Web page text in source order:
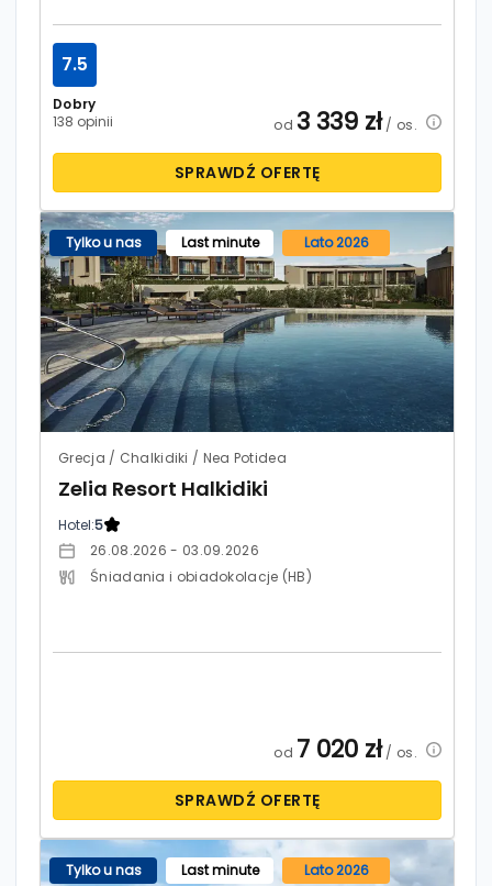
Dobry
138 opinii
7.5
od 3 339 zł/ os.
SPRAWDŹ OFERTĘ
Tylko u nas Last minute Lato 2026
Grecja / Chalkidiki / Nea Potidea
Zelia Resort Halkidiki
Hotel:5
26.08.2026 - 03.09.2026
Śniadania i obiadokolacje (HB)
od 7 020 zł/ os.
SPRAWDŹ OFERTĘ
Tylko u nas Last minute Lato 2026